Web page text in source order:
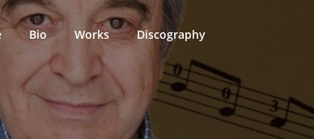
Bio Works Discography